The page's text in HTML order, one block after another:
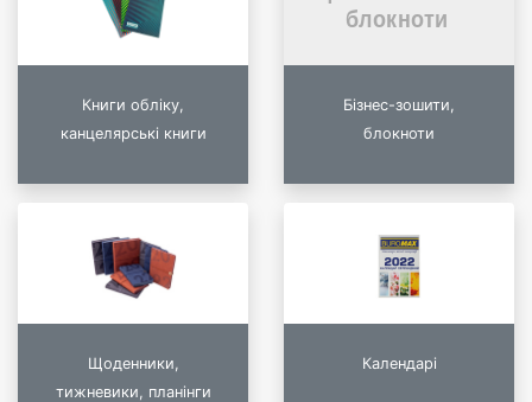
Книги обліку,
канцелярські книги
Бізнес-зошити,
блокноти
Щоденники,
тижневики, планінги
Календарі